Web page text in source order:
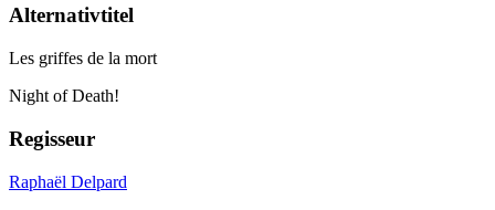
Alternativtitel
Les griffes de la mort
Night of Death!
Regisseur
Raphaël Delpard